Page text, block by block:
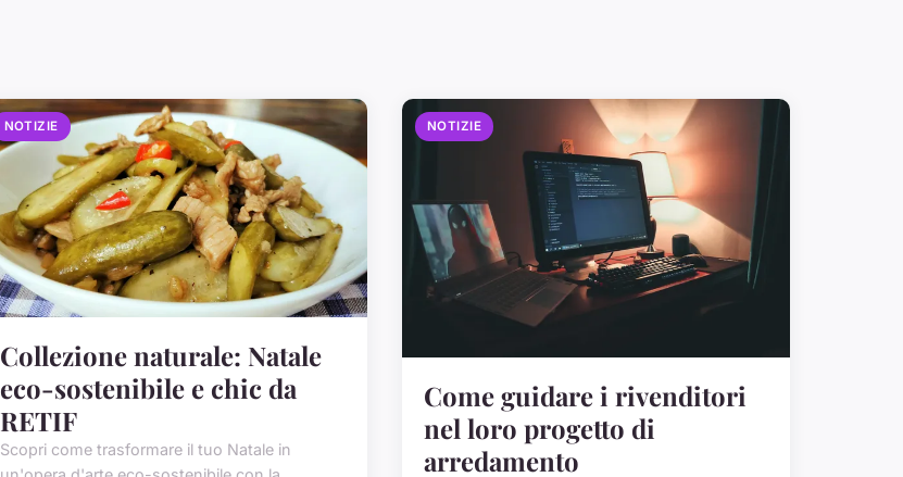
NOTIZIE
Collezione naturale: Natale
eco-sostenibile e chic da
RETIF
Scopri come trasformare il tuo Natale in
NOTIZIE
Come guidare i rivenditori
nel loro progetto di
arredamento